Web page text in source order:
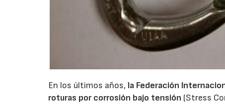
En los últimos años, la Federación
roturas por corrosión bajo tensión (Stress